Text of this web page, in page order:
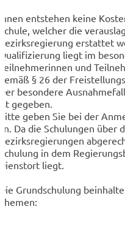
entstehen keine
welcher die
erstattet
liegt im
und
§ 26 der
besondere
gegeben.
geben Sie bei der
Da die Schulungen über
in dem
liegt.
Grundschulung